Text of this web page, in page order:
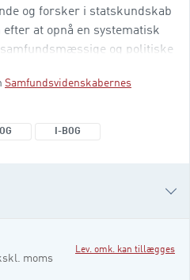
og forsker i statskundskab
at opnå en systematisk
og politiske
tilgang og en stærk
metoder. I enhver
er det afgørende både at
Samfundsvidenskabernes
I-BOG
moms
Lev. omk. kan tillægges